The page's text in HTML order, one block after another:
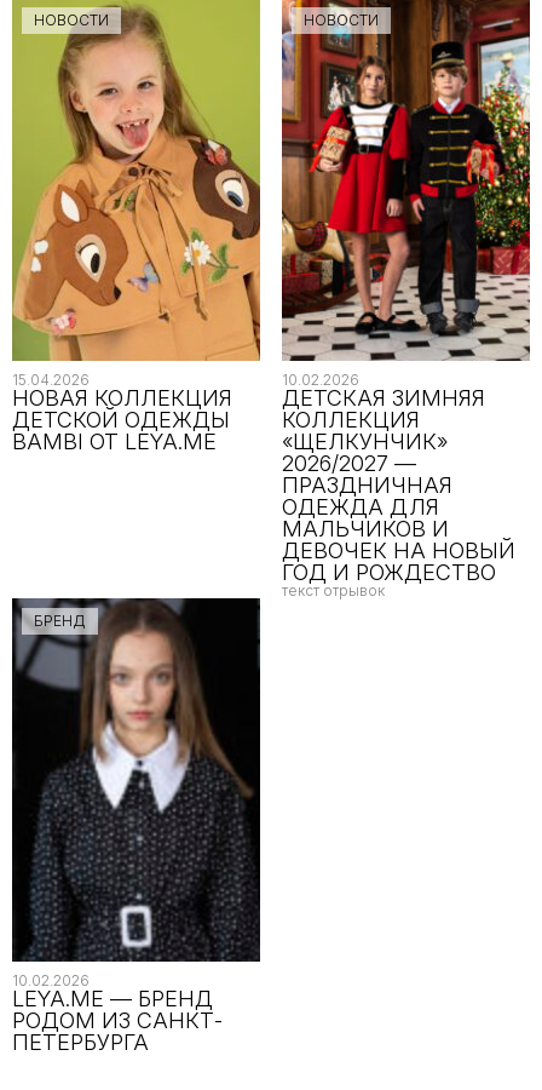
НОВОСТИ
15.04.2026
НОВАЯ КОЛЛЕКЦИЯ
ДЕТСКОЙ ОДЕЖДЫ
BAMBI ОТ LEYA.ME
НОВОСТИ
10.02.2026
ДЕТСКАЯ ЗИМНЯЯ
КОЛЛЕКЦИЯ
«ЩЕЛКУНЧИК»
2026/2027 —
ПРАЗДНИЧНАЯ
ОДЕЖДА ДЛЯ
МАЛЬЧИКОВ И
ДЕВОЧЕК НА НОВЫЙ
ГОД И РОЖДЕСТВО
текст отрывок
БРЕНД
10.02.2026
LEYA.ME — БРЕНД
РОДОМ ИЗ САНКТ-
ПЕТЕРБУРГА